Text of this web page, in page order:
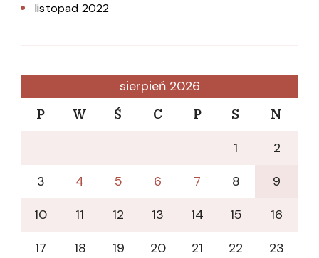
listopad 2022
sierpień 2026
P W Ś C P S N
1
2
3
4 5 6 7 8
9
10
11 12 13 14 15
16
17
18 19 20 21 22
23